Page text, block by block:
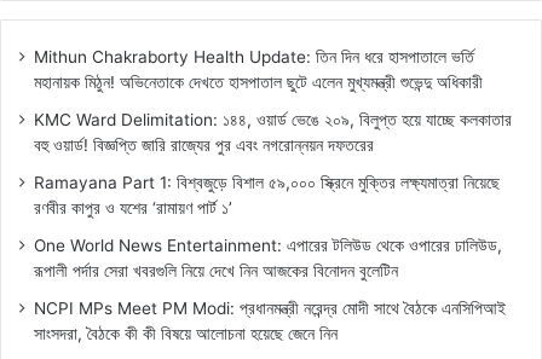
Mithun Chakraborty Health Update: তিন দিন ধরে হাসপাতালে ভর্তি
মহানায়ক মিঠুন! অভিনেতাকে দেখতে হাসপাতাল ছুটে এলেন মুখ্যমন্ত্রী শুভেন্দু অধিকারী
KMC Ward Delimitation: ১৪৪, ওয়ার্ড ভেঙে ২০৯, বিলুপ্ত হয়ে যাচ্ছে কলকাতার
বহু ওয়ার্ড! বিজ্ঞপ্তি জারি রাজ্যের পুর এবং নগরোন্নয়ন দফতরের
Ramayana Part 1: বিশ্বজুড়ে বিশাল ৫৯,০০০ স্ক্রিনে মুক্তির লক্ষ্যমাত্রা নিয়েছে
রণবীর কাপুর ও যশের ‘রামায়ণ পার্ট ১’
One World News Entertainment: এপারের টলিউড থেকে ওপারের ঢালিউড,
রূপালী পর্দার সেরা খবরগুলি নিয়ে দেখে নিন আজকের বিনোদন বুলেটিন
NCPI MPs Meet PM Modi: প্রধানমন্ত্রী নরেন্দ্র মোদী সাথে বৈঠকে এনসিপিআই
সাংসদরা, বৈঠকে কী কী বিষয়ে আলোচনা হয়েছে জেনে নিন